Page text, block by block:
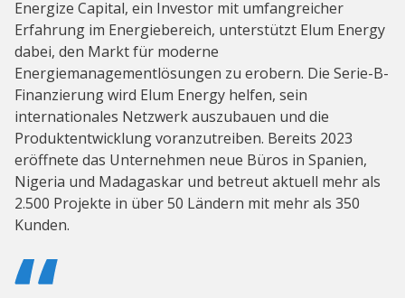
Energize Capital, ein Investor mit umfangreicher
Erfahrung im Energiebereich, unterstützt Elum Energy
dabei, den Markt für moderne
Energiemanagementlösungen zu erobern. Die Serie-B-
Finanzierung wird Elum Energy helfen, sein
internationales Netzwerk auszubauen und die
Produktentwicklung voranzutreiben. Bereits 2023
eröffnete das Unternehmen neue Büros in Spanien,
Nigeria und Madagaskar und betreut aktuell mehr als
2.500 Projekte in über 50 Ländern mit mehr als 350
Kunden.